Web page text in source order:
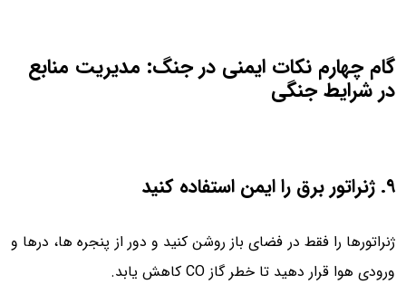
گام چهارم نکات ایمنی در جنگ: مدیریت منابع
در شرایط جنگی
۹. ژنراتور برق را ایمن استفاده کنید
ژنراتورها را فقط در فضای باز روشن کنید و دور از پنجره ها، درها و
ورودی هوا قرار دهید تا خطر گاز CO کاهش یابد.